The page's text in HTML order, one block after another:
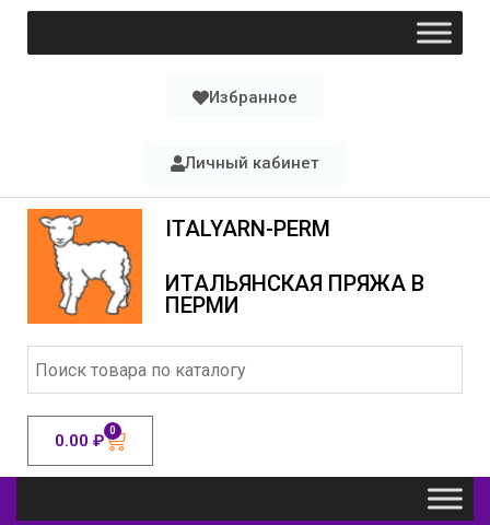
Избранное
Личный кабинет
ITALYARN-PERM
ИТАЛЬЯНСКАЯ ПРЯЖА В
ПЕРМИ
0.00 ₽ 0